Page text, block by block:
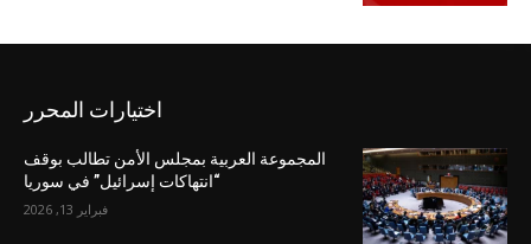
اختيارات المحرر
المجموعة العربية بمجلس الأمن تطالب بوقف
“انتهاكات إسرائيل” في سوريا
فبراير 13, 2026